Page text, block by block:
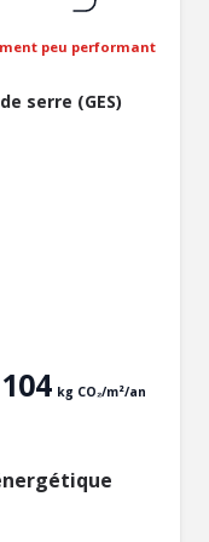
peu performant
serre (GES)
104 kg CO₂/m²/an